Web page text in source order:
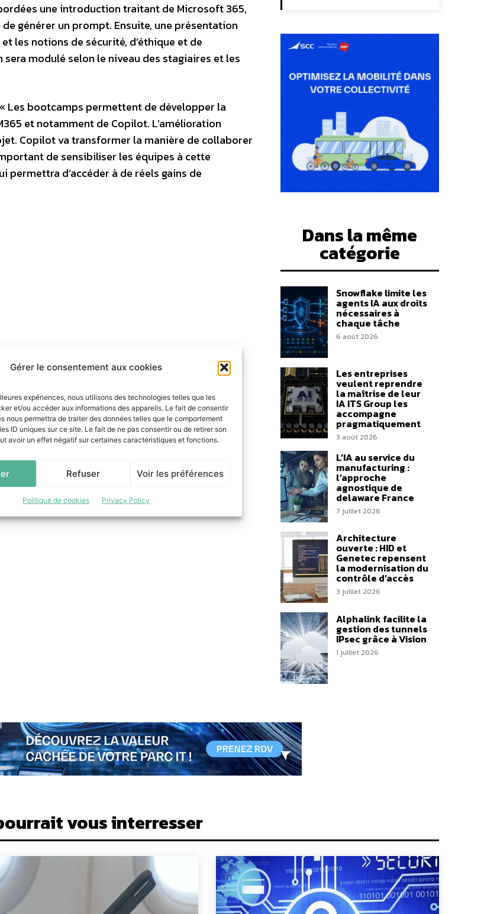
Gérer le consentement aux cookies
expériences, nous utilisons des technologies telles que les
et/ou accéder aux informations des appareils. Le fait de consentir
nous permettra de traiter des données telles que le comportement
ID uniques sur ce site. Le fait de ne pas consentir ou de retirer son
avoir un effet négatif sur certaines caractéristiques et fonctions.
Refuser Voir les préférences
Politique de cookies Privacy Policy
une introduction traitant de Microsoft 365,
générer un prompt. Ensuite, une présentation
les notions de sécurité, d’éthique et de
modulé selon le niveau des stagiaires et les
« Les bootcamps permettent de développer la
et notamment de Copilot. L’amélioration
Copilot va transformer la manière de collaborer
de sensibiliser les équipes à cette
d’accéder à de réels gains de
Dans la même
catégorie
Snowflake limite les
agents IA aux droits
nécessaires à
chaque tâche
6 août 2026
Les entreprises
veulent reprendre
la maîtrise de leur
IA ITS Group les
accompagne
pragmatiquement
3 août 2026
L’IA au service du
manufacturing :
l’approche
agnostique de
delaware France
7 juillet 2026
Architecture
ouverte : HID et
Genetec repensent
la modernisation du
contrôle d’accès
3 juillet 2026
Alphalink facilite la
gestion des tunnels
IPsec grâce à Vision
1 juillet 2026
vous interresser